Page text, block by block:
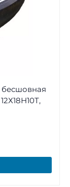
бесшовная